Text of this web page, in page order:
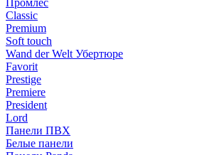
Промлес
Classic
Premium
Soft touch
Wand der Welt Убертюре
Favorit
Prestige
Premiere
President
Lord
Панели ПВХ
Белые панели